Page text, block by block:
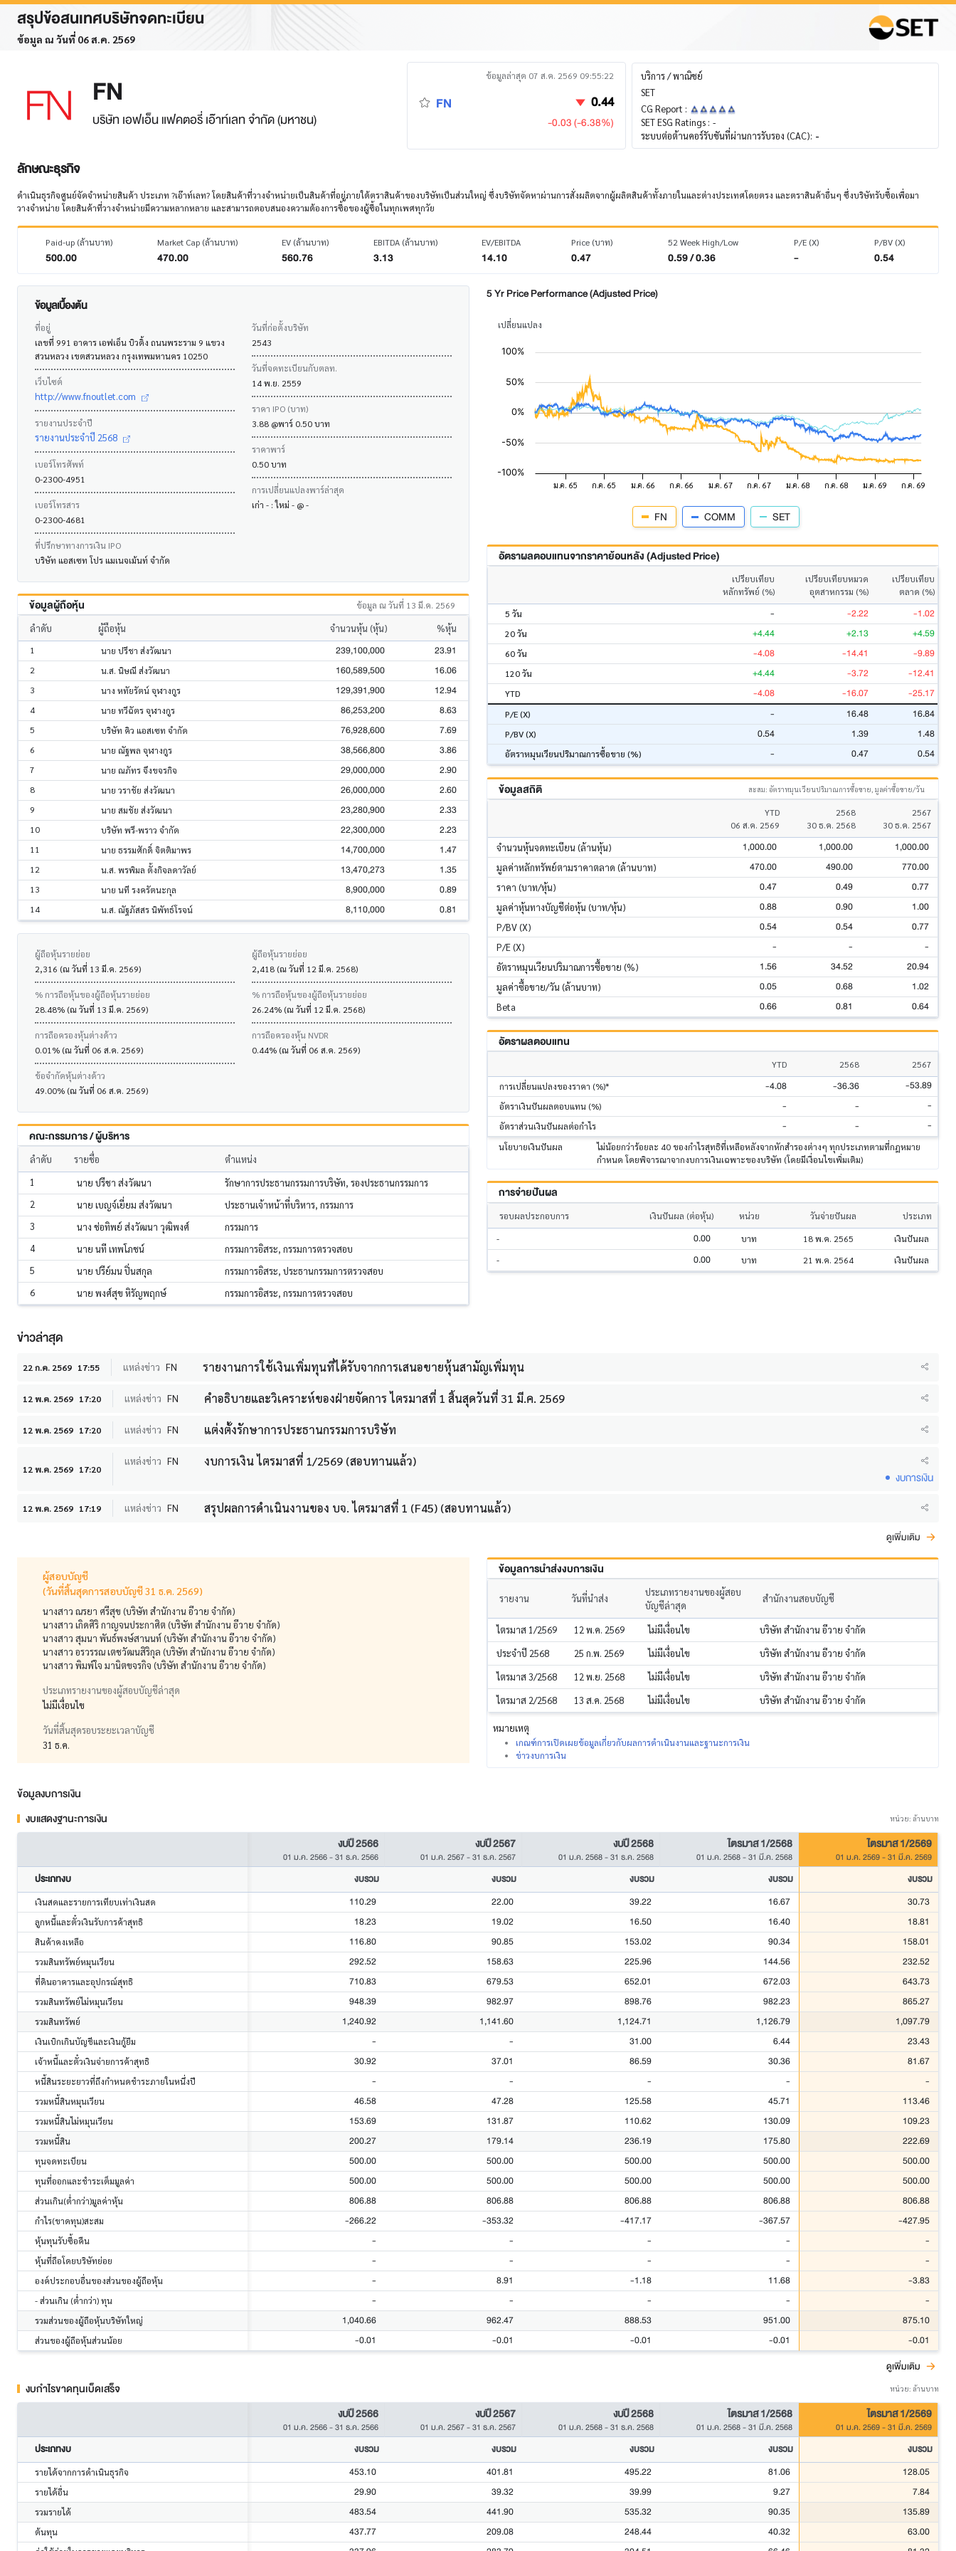
สรุปข้อสนเทศบริษัทจดทะเบียน
ข้อมูล ณ วันที่ 06 ส.ค. 2569
FN
บริษัท เอฟเอ็น แฟคตอรี่ เอ๊าท์เลท จำกัด (มหาชน)
ข้อมูลล่าสุด 07 ส.ค. 2569 09:55:22
FN 0.44
-0.03 (-6.38%)
บริการ / พาณิชย์
SET
CG Report :
SET ESG Ratings : -
ระบบต่อต้านคอร์รับชันที่ผ่านการรับรอง (CAC): -
ลักษณะธุรกิจ
ดำเนินธุรกิจศูนย์จัดจำหน่ายสินค้า ประเภท ?เอ๊าท์เลท? โดยสินค้าที่วางจำหน่ายเป็นสินค้าที่อยู่ภายใต้ตราสินค้าของบริษัทเป็นส่วนใหญ่ ซึ่งบริษัทจัดหาผ่านการสั่งผลิตจากผู้ผลิตสินค้าทั้งภายในและต่างประเทศโดยตรง และตราสินค้าอื่นๆ ซึ่งบริษัทรับซื้อเพื่อมา
วางจำหน่าย โดยสินค้าที่วางจำหน่ายมีความหลากหลาย และสามารถตอบสนองความต้องการซื้อของผู้ซื้อในทุกเพศทุกวัย
Paid-up (ล้านบาท)
500.00
Market Cap (ล้านบาท)
470.00
EV (ล้านบาท)
560.76
EBITDA (ล้านบาท)
3.13
EV/EBITDA
14.10
Price (บาท)
0.47
52 Week High/Low
0.59 / 0.36
P/E (X)
-
P/BV (X)
0.54
ข้อมูลเบื้องต้น
ที่อยู่
เลขที่ 991 อาคาร เอฟเอ็น บิวดิ้ง ถนนพระราม 9 แขวง
สวนหลวง เขตสวนหลวง กรุงเทพมหานคร 10250
เว็บไซต์
http://www.fnoutlet.com
รายงานประจำปี
รายงานประจำปี 2568
เบอร์โทรศัพท์
0-2300-4951
เบอร์โทรสาร
0-2300-4681
ที่ปรึกษาทางการเงิน IPO
บริษัท แอสเซท โปร แมเนจเม้นท์ จำกัด
วันที่ก่อตั้งบริษัท
2543
วันที่จดทะเบียนกับตลท.
14 พ.ย. 2559
ราคา IPO (บาท)
3.88 @พาร์ 0.50 บาท
ราคาพาร์
0.50 บาท
การเปลี่ยนแปลงพาร์ล่าสุด
เก่า - : ใหม่ - @ -
ข้อมูลผู้ถือหุ้น ข้อมูล ณ วันที่ 13 มี.ค. 2569
ลำดับ ผู้ถือหุ้น จำนวนหุ้น (หุ้น) %หุ้น
1 นาย ปรีชา ส่งวัฒนา 239,100,000 23.91
2 น.ส. นิษณี ส่งวัฒนา 160,589,500 16.06
3 นาง หทัยรัตน์ จุฬางกูร 129,391,900 12.94
4 นาย ทวีฉัตร จุฬางกูร 86,253,200 8.63
5 บริษัท คิว แอสเซท จำกัด 76,928,600 7.69
6 นาย ณัฐพล จุฬางกูร 38,566,800 3.86
7 นาย ณภัทร จึงขจรกิจ 29,000,000 2.90
8 นาย วราชัย ส่งวัฒนา 26,000,000 2.60
9 นาย สมชัย ส่งวัฒนา 23,280,900 2.33
10 บริษัท พรี-พราว จำกัด 22,300,000 2.23
11 นาย ธรรมศักดิ์ จิตติมาพร 14,700,000 1.47
12 น.ส. พรพิมล ตั้งกิจลดาวัลย์ 13,470,273 1.35
13 นาย นที รงครัตนะกุล 8,900,000 0.89
14 น.ส. ณัฐภัสสร นิพัทธ์โรจน์ 8,110,000 0.81
ผู้ถือหุ้นรายย่อย
2,316 (ณ วันที่ 13 มี.ค. 2569)
% การถือหุ้นของผู้ถือหุ้นรายย่อย
28.48% (ณ วันที่ 13 มี.ค. 2569)
การถือครองหุ้นต่างด้าว
0.01% (ณ วันที่ 06 ส.ค. 2569)
ข้อจำกัดหุ้นต่างด้าว
49.00% (ณ วันที่ 06 ส.ค. 2569)
ผู้ถือหุ้นรายย่อย
2,418 (ณ วันที่ 12 มี.ค. 2568)
% การถือหุ้นของผู้ถือหุ้นรายย่อย
26.24% (ณ วันที่ 12 มี.ค. 2568)
การถือครองหุ้น NVDR
0.44% (ณ วันที่ 06 ส.ค. 2569)
คณะกรรมการ / ผู้บริหาร
ลำดับ รายชื่อ
ตำแหน่ง
1
นาย ปรีชา ส่งวัฒนา
รักษาการประธานกรรมการบริษัท, รองประธานกรรมการ
2
นาย เบญจ์เยี่ยม ส่งวัฒนา
ประธานเจ้าหน้าที่บริหาร, กรรมการ
3
นาง ช่อทิพย์ ส่งวัฒนา วุฒิพงศ์
กรรมการ
4
นาย นที เทพโภชน์
กรรมการอิสระ, กรรมการตรวจสอบ
5
นาย ปรีย์มน ปิ่นสกุล
กรรมการอิสระ, ประธานกรรมการตรวจสอบ
6
นาย พงศ์สุข หิรัญพฤกษ์ กรรมการอิสระ, กรรมการตรวจสอบ
5 Yr Price Performance (Adjusted Price)
เปลี่ยนแปลง
FN COMM SET
อัตราผลตอบแทนจากราคาย้อนหลัง (Adjusted Price)
เปรียบเทียบ
หลักทรัพย์ (%)
เปรียบเทียบหมวด
อุตสาหกรรม (%)
เปรียบเทียบ
ตลาด (%)
5 วัน
- -2.22 -1.02
20 วัน +4.44 +2.13 +4.59
60 วัน -4.08 -14.41 -9.89
120 วัน +4.44 -3.72 -12.41
YTD -4.08 -16.07 -25.17
P/E (X) - 16.48 16.84
P/BV (X) 0.54 1.39 1.48
อัตราหมุนเวียนปริมาณการซื้อขาย (%) - 0.47 0.54
ข้อมูลสถิติ สะสม: อัตราหมุนเวียนปริมาณการซื้อขาย, มูลค่าซื้อขาย/วัน
YTD
06 ส.ค. 2569
2568
30 ธ.ค. 2568
2567
30 ธ.ค. 2567
จำนวนหุ้นจดทะเบียน (ล้านหุ้น) 1,000.00 1,000.00 1,000.00
มูลค่าหลักทรัพย์ตามราคาตลาด (ล้านบาท) 470.00 490.00 770.00
ราคา (บาท/หุ้น) 0.47 0.49 0.77
มูลค่าหุ้นทางบัญชีต่อหุ้น (บาท/หุ้น) 0.88 0.90 1.00
P/BV (X) 0.54 0.54 0.77
P/E (X) - - -
อัตราหมุนเวียนปริมาณการซื้อขาย (%) 1.56 34.52 20.94
มูลค่าซื้อขาย/วัน (ล้านบาท) 0.05 0.68 1.02
Beta 0.66 0.81 0.64
อัตราผลตอบแทน
YTD 2568
2567
การเปลี่ยนแปลงของราคา (%)*
-4.08 -36.36 -53.89
อัตราเงินปันผลตอบแทน (%) - - -
อัตราส่วนเงินปันผลต่อกำไร - - -
นโยบายเงินปันผล
ไม่น้อยกว่าร้อยละ 40 ของกำไรสุทธิที่เหลือหลังจากหักสำรองต่างๆ ทุกประเภทตามที่กฎหมาย
กำหนด โดยพิจารณาจากงบการเงินเฉพาะของบริษัท (โดยมีเงื่อนไขเพิ่มเติม)
การจ่ายปันผล
รอบผลประกอบการ เงินปันผล (ต่อหุ้น) หน่วย วันจ่ายปันผล
ประเภท
-
0.00 บาท 18 พ.ค. 2565
เงินปันผล
-
0.00 บาท 21 พ.ค. 2564 เงินปันผล
ข่าวล่าสุด
22 ก.ค. 2569 17:55 แหล่งข่าว FN รายงานการใช้เงินเพิ่มทุนที่ได้รับจากการเสนอขายหุ้นสามัญเพิ่มทุน
12 พ.ค. 2569 17:20 แหล่งข่าว FN คำอธิบายและวิเคราะห์ของฝ่ายจัดการ ไตรมาสที่ 1 สิ้นสุดวันที่ 31 มี.ค. 2569
12 พ.ค. 2569 17:20 แหล่งข่าว FN แต่งตั้งรักษาการประธานกรรมการบริษัท
12 พ.ค. 2569 17:20
แหล่งข่าว FN งบการเงิน ไตรมาสที่ 1/2569 (สอบทานแล้ว)
งบการเงิน
12 พ.ค. 2569 17:19 แหล่งข่าว FN สรุปผลการดำเนินงานของ บจ. ไตรมาสที่ 1 (F45) (สอบทานแล้ว)
ดูเพิ่มเติม
ผู้สอบบัญชี
(วันที่สิ้นสุดการสอบบัญชี 31 ธ.ค. 2569)
นางสาว ณรยา ศรีสุข (บริษัท สำนักงาน อีวาย จำกัด)
นางสาว เกิดศิริ กาญจนประกาศิต (บริษัท สำนักงาน อีวาย จำกัด)
นางสาว สุมนา พันธ์พงษ์สานนท์ (บริษัท สำนักงาน อีวาย จำกัด)
นางสาว อรวรรณ เตชวัฒนสิริกุล (บริษัท สำนักงาน อีวาย จำกัด)
นางสาว พิมพ์ใจ มานิตขจรกิจ (บริษัท สำนักงาน อีวาย จำกัด)
ประเภทรายงานของผู้สอบบัญชีล่าสุด
ไม่มีเงื่อนไข
วันที่สิ้นสุดรอบระยะเวลาบัญชี
31 ธ.ค.
ข้อมูลการนำส่งงบการเงิน
รายงาน วันที่นำส่ง
ประเภทรายงานของผู้สอบ
บัญชีล่าสุด
สำนักงานสอบบัญชี
ไตรมาส 1/2569 12 พ.ค. 2569 ไม่มีเงื่อนไข
บริษัท สำนักงาน อีวาย จำกัด
ประจำปี 2568
25 ก.พ. 2569 ไม่มีเงื่อนไข
บริษัท สำนักงาน อีวาย จำกัด
ไตรมาส 3/2568
12 พ.ย. 2568 ไม่มีเงื่อนไข
บริษัท สำนักงาน อีวาย จำกัด
ไตรมาส 2/2568
13 ส.ค. 2568 ไม่มีเงื่อนไข บริษัท สำนักงาน อีวาย จำกัด
หมายเหตุ
เกณฑ์การเปิดเผยข้อมูลเกี่ยวกับผลการดำเนินงานและฐานะการเงิน
ข่าวงบการเงิน
ข้อมูลงบการเงิน
งบแสดงฐานะการเงิน
หน่วย: ล้านบาท
งบปี 2566
01 ม.ค. 2566-31 ธ.ค. 2566
งบปี 2567
01 ม.ค. 2567-31 ธ.ค. 2567
งบปี 2568
01 ม.ค. 2568-31 ธ.ค. 2568
ไตรมาส 1/2568
01 ม.ค. 2568-31 มี.ค. 2568
ไตรมาส 1/2569
01 ม.ค. 2569-31 มี.ค. 2569
ประเภทงบ งบรวม งบรวม งบรวม งบรวม งบรวม
เงินสดและรายการเทียบเท่าเงินสด 110.29 22.00 39.22 16.67 30.73
ลูกหนี้และตั๋วเงินรับการค้าสุทธิ 18.23 19.02 16.50 16.40 18.81
สินค้าคงเหลือ 116.80 90.85 153.02 90.34 158.01
รวมสินทรัพย์หมุนเวียน 292.52 158.63 225.96 144.56 232.52
ที่ดินอาคารและอุปกรณ์สุทธิ 710.83 679.53 652.01 672.03 643.73
รวมสินทรัพย์ไม่หมุนเวียน 948.39 982.97 898.76 982.23 865.27
รวมสินทรัพย์ 1,240.92 1,141.60 1,124.71 1,126.79 1,097.79
เงินเบิกเกินบัญชีและเงินกู้ยืม - - 31.00 6.44 23.43
เจ้าหนี้และตั๋วเงินจ่ายการค้าสุทธิ 30.92 37.01 86.59 30.36 81.67
หนี้สินระยะยาวที่ถึงกำหนดชำระภายในหนึ่งปี - - - - -
รวมหนี้สินหมุนเวียน 46.58 47.28 125.58 45.71 113.46
รวมหนี้สินไม่หมุนเวียน 153.69 131.87 110.62 130.09 109.23
รวมหนี้สิน 200.27 179.14 236.19 175.80 222.69
ทุนจดทะเบียน 500.00 500.00 500.00 500.00 500.00
ทุนที่ออกและชำระเต็มมูลค่า 500.00 500.00 500.00 500.00 500.00
ส่วนเกิน(ต่ำกว่า)มูลค่าหุ้น 806.88 806.88 806.88 806.88 806.88
กำไร(ขาดทุน)สะสม -266.22 -353.32 -417.17 -367.57 -427.95
หุ้นทุนรับซื้อคืน - - - - -
หุ้นที่ถือโดยบริษัทย่อย - - - - -
องค์ประกอบอื่นของส่วนของผู้ถือหุ้น - 8.91 -1.18 11.68 -3.83
- ส่วนเกิน (ต่ำกว่า) ทุน - - - - -
รวมส่วนของผู้ถือหุ้นบริษัทใหญ่ 1,040.66 962.47 888.53 951.00 875.10
ส่วนของผู้ถือหุ้นส่วนน้อย -0.01 -0.01 -0.01 -0.01
-0.01
ดูเพิ่มเติม
งบกำไรขาดทุนเบ็ดเสร็จ หน่วย: ล้านบาท
งบปี 2566
01 ม.ค. 2566-31 ธ.ค. 2566
งบปี 2567
01 ม.ค. 2567-31 ธ.ค. 2567
งบปี 2568
01 ม.ค. 2568-31 ธ.ค. 2568
ไตรมาส 1/2568
01 ม.ค. 2568-31 มี.ค. 2568
ไตรมาส 1/2569
01 ม.ค. 2569-31 มี.ค. 2569
ประเภทงบ งบรวม งบรวม งบรวม งบรวม งบรวม
รายได้จากการดำเนินธุรกิจ 453.10 401.81 495.22 81.06 128.05
รายได้อื่น 29.90 39.32 39.99 9.27 7.84
รวมรายได้ 483.54 441.90 535.32 90.35 135.89
ต้นทุน 437.77 209.08 248.44 40.32 63.00